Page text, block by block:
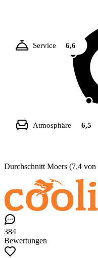
Atmosphäre 6,5
Service 6,6
Durchschnitt Moers (7,4 von
384
Bewertungen